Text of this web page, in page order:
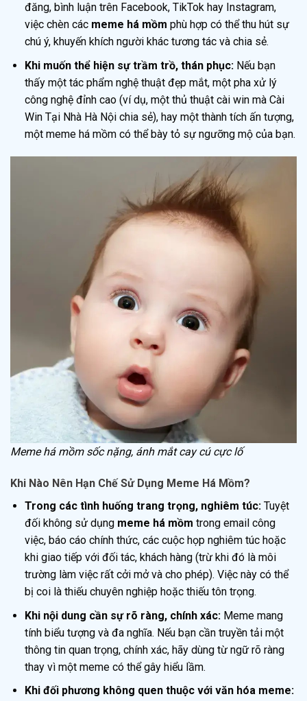
đăng, bình luận trên Facebook, TikTok hay Instagram,
việc chèn các meme há mồm phù hợp có thể thu hút sự
chú ý, khuyến khích người khác tương tác và chia sẻ.
Khi muốn thể hiện sự trầm trồ, thán phục:Nếu bạn
thấy một tác phẩm nghệ thuật đẹp mắt, một pha xử lý
công nghệ đỉnh cao (ví dụ, một thủ thuật cài win mà Cài
Win Tại Nhà Hà Nội chia sẻ), hay một thành tích ấn tượng,
một meme há mồm có thể bày tỏ sự ngưỡng mộ của bạn.
Meme há mồm sốc nặng, ánh mắt cay cú cực lố
Khi Nào Nên Hạn Chế Sử Dụng Meme Há Mồm?
Trong các tình huống trang trọng, nghiêm túc:Tuyệt
đối không sử dụng meme há mồm trong email công
việc, báo cáo chính thức, các cuộc họp nghiêm túc hoặc
khi giao tiếp với đối tác, khách hàng (trừ khi đó là môi
trường làm việc rất cởi mở và cho phép). Việc này có thể
bị coi là thiếu chuyên nghiệp hoặc thiếu tôn trọng.
Khi nội dung cần sự rõ ràng, chính xác:Meme mang
tính biểu tượng và đa nghĩa. Nếu bạn cần truyền tải một
thông tin quan trọng, chính xác, hãy dùng từ ngữ rõ ràng
thay vì một meme có thể gây hiểu lầm.
Khi đối phương không quen thuộc với văn hóa meme: